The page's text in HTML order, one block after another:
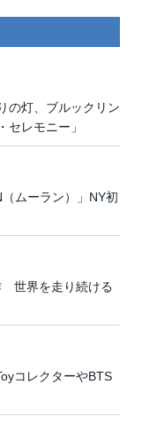
の灯、ブルックリン
セレモニー」
ムーラン）」NY初
世界を走り続ける
コレクターやBTS